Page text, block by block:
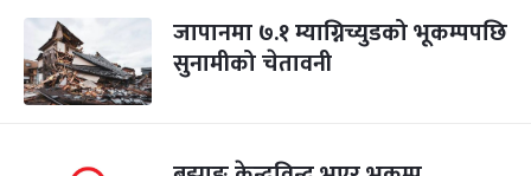
जापानमा ७.१ म्याग्निच्युडको भूकम्पपछि
सुनामीको चेतावनी